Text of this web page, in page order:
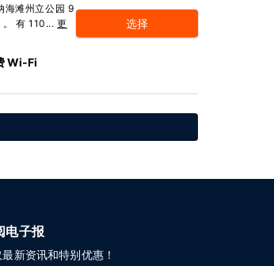
海滩州立公园 9
。 有 110...更
Wi-Fi
选择
电子报
新资讯和特别优惠！